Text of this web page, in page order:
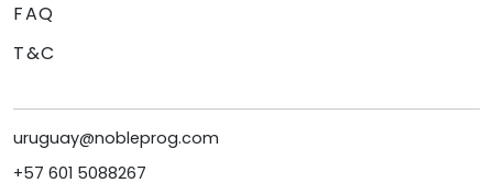
FAQ
T&C
uruguay@nobleprog.com
+57 601 5088267